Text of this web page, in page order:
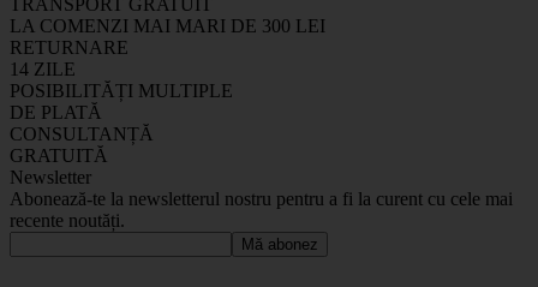
LA COMENZI MAI MARI DE 300 LEI
RETURNARE
14 ZILE
POSIBILITĂȚI MULTIPLE
DE PLATĂ
CONSULTANȚĂ
GRATUITĂ
Newsletter
Abonează-te la newsletterul nostru pentru a fi la curent cu cele mai
recente noutăți.
Mă abonez